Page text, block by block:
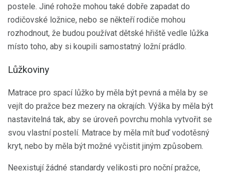
postele. Jiné rohože mohou také dobře zapadat do
rodičovské ložnice, nebo se někteří rodiče mohou
rozhodnout, že budou používat dětské hřiště vedle lůžka
místo toho, aby si koupili samostatný ložní prádlo.
Lůžkoviny
Matrace pro spací lůžko by měla být pevná a měla by se
vejít do pražce bez mezery na okrajích. Výška by měla být
nastavitelná tak, aby se úroveň povrchu mohla vytvořit se
svou vlastní postelí. Matrace by měla mít buď vodotěsný
kryt, nebo by měla být možné vyčistit jiným způsobem.
Neexistují žádné standardy velikosti pro noční pražce,